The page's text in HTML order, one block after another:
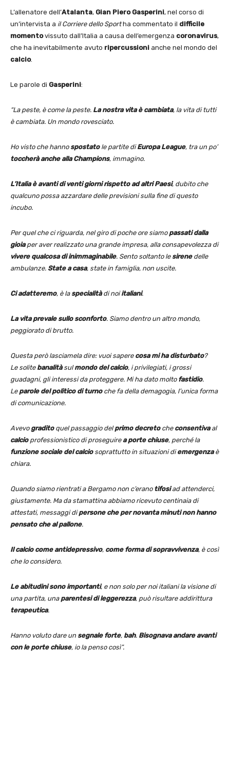
L’allenatore dell’Atalanta, Gian Piero Gasperini, nel corso di
un’intervista a il Corriere dello Sportha commentato il difficile
momentovissuto dall’Italia a causa dell’emergenza coronavirus,
che ha inevitabilmente avuto ripercussioni anche nel mondo del
calcio.
Le parole di Gasperini:
“La peste, è come la peste. La nostra vita è cambiata, la vita di tutti
è cambiata. Un mondo rovesciato.
Ho visto che hanno spostatole partite diEuropa League, tra un po’
toccherà anche alla Champions, immagino.
L’Italia è avanti di venti giorni rispetto ad altri Paesi, dubito che
qualcuno possa azzardare delle previsioni sulla fine di questo
incubo.
Per quel che ci riguarda, nel giro di poche ore siamo passati dalla
gioiaper aver realizzato una grande impresa, alla consapevolezza di
vivere qualcosa di inimmaginabile. Sento soltanto le sirenedelle
ambulanze. State a casa, state in famiglia, non uscite.
Ci adatteremo, è la specialitàdi noiitaliani.
La vita prevale sullo sconforto. Siamo dentro un altro mondo,
peggiorato di brutto.
Questa però lasciamela dire: vuoi sapere cosa mi ha disturbato?
Le solite banalitàsulmondo del calcio, i privilegiati, i grossi
guadagni, gli interessi da proteggere. Mi ha dato molto fastidio.
Le parole del politico di turnoche fa della demagogia, l’unica forma
di comunicazione.
Avevo graditoquel passaggio delprimo decretoche consentivaal
calcioprofessionistico di proseguirea porte chiuse, perché la
funzione sociale del calciosoprattutto in situazioni diemergenzaè
chiara.
Quando siamo rientrati a Bergamo non c’erano tifosiad attenderci,
giustamente. Ma da stamattina abbiamo ricevuto centinaia di
attestati, messaggi dipersone che per novanta minuti non hanno
pensato che al pallone.
Il calcio come antidepressivo, come forma di sopravvivenza, è così
che lo considero.
Le abitudini sono importanti, e non solo per noi italiani la visione di
una partita, una parentesi di leggerezza, può risultare addirittura
terapeutica.
Hanno voluto dare un segnale forte, bah. Bisognava andare avanti
con le porte chiuse, io la penso così”.